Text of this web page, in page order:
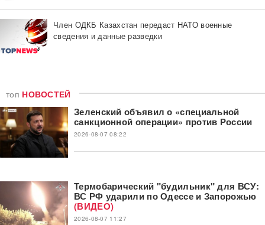
Член ОДКБ Казахстан передаст НАТО военные
сведения и данные разведки
топ НОВОСТЕЙ
Зеленский объявил о «специальной
санкционной операции» против России
2026-08-07 08:22
Термобарический "будильник" для ВСУ:
ВС РФ ударили по Одессе и Запорожью
(ВИДЕО)
2026-08-07 11:27